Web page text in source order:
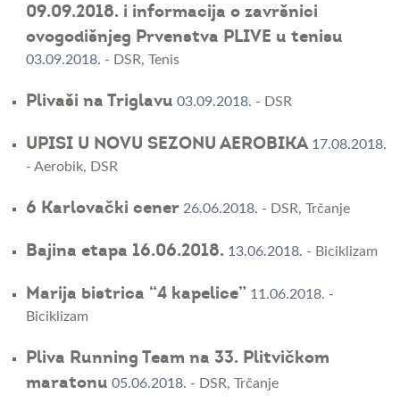
09.09.2018. i informacija o završnici
ovogodišnjeg Prvenstva PLIVE u tenisu
03.09.2018. - DSR, Tenis
Plivaši na Triglavu 03.09.2018. - DSR
UPISI U NOVU SEZONU AEROBIKA 17.08.2018.
- Aerobik, DSR
6 Karlovački cener 26.06.2018. - DSR, Trčanje
Bajina etapa 16.06.2018. 13.06.2018. - Biciklizam
Marija bistrica “4 kapelice” 11.06.2018. -
Biciklizam
Pliva Running Team na 33. Plitvičkom
maratonu 05.06.2018. - DSR, Trčanje